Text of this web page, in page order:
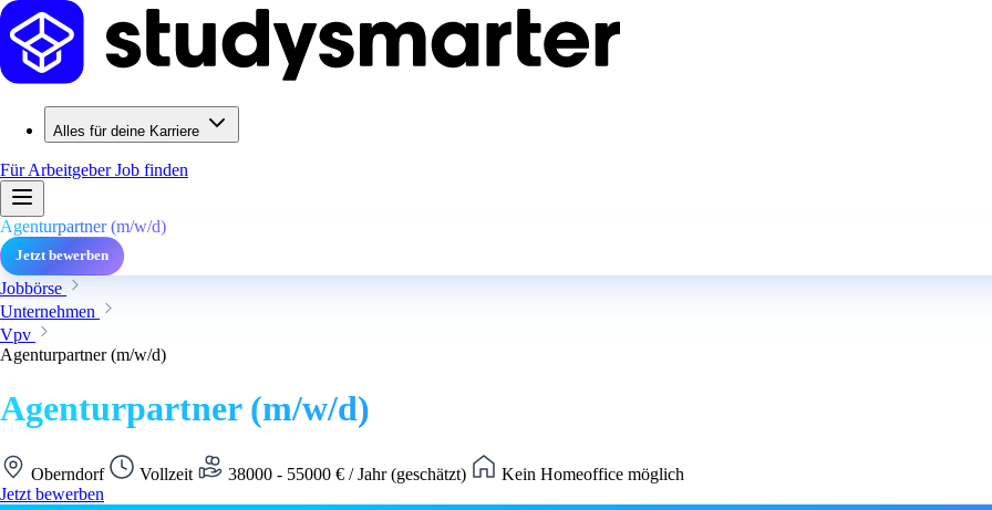
Alles für deine Karriere
Für ArbeitgeberJob finden
Agenturpartner (m/w/d)
Jetzt bewerben
Jobbörse
Unternehmen
Vpv
Agenturpartner (m/w/d)
Agenturpartner (m/w/d)
Oberndorf Vollzeit 38000 - 55000 € / Jahr (geschätzt)
Kein Homeoffice möglich
Jetzt bewerben